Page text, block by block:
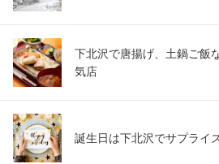
下北沢で唐揚げ、土鍋ご飯
気店
誕生日は下北沢でサプライ